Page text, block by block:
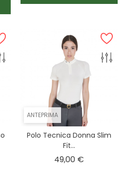
ANTEPRIMA
Polo Tecnica Donna Slim
Fit...
49,00 €